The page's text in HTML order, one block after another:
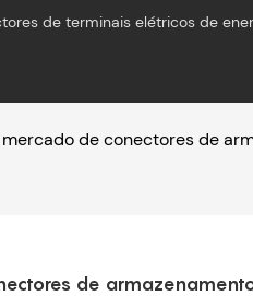
de terminais elétricos de
de conectores de
de